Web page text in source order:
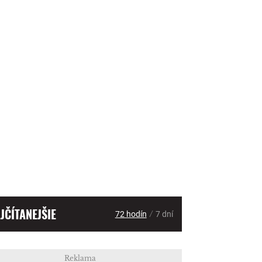
72 hodín / 7 dní
Reklama